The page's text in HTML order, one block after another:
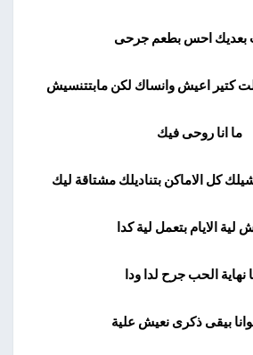
بعديك احس بطعم جرحى
كتير اعيش وانساك لكن مابتتنسيش
ما انا روحى فيك
كل الاماكن بتناديلك مشتاقة ليك
لية الايام بتعمل لية كدا
نهاية الحب جرح لدا ودا
بيقى ذكرى نعيش علية